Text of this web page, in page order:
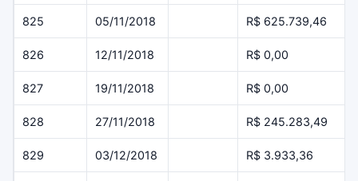
825 05/11/2018 R$ 625.739,46
826 12/11/2018 R$ 0,00
827 19/11/2018 R$ 0,00
828 27/11/2018 R$ 245.283,49
829 03/12/2018 R$ 3.933,36